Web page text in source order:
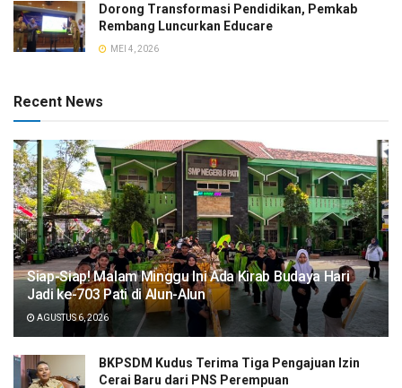
Dorong Transformasi Pendidikan, Pemkab
Rembang Luncurkan Educare
MEI 4, 2026
Recent News
Siap-Siap! Malam Minggu Ini Ada Kirab Budaya Hari
Jadi ke-703 Pati di Alun-Alun
AGUSTUS 6, 2026
BKPSDM Kudus Terima Tiga Pengajuan Izin
Cerai Baru dari PNS Perempuan